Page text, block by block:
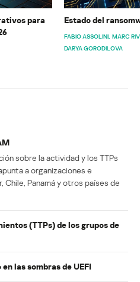
para
Estado del
FABIO ASSOLINI MARC
DARYA GORODILOVA
sobre la actividad y los TTPs
a organizaciones e
Chile, Panamá y otros países de
(TTPs) de los grupos de
las sombras de UEFI